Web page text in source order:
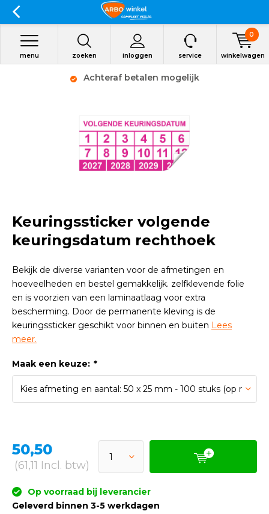
zoeken inloggen
menu service winkelwagen
0
Achteraf betalen mogelijk
Keuringssticker volgende
keuringsdatum rechthoek
Bekijk de diverse varianten voor de afmetingen en
hoeveelheden en bestel gemakkelijk. zelfklevende folie
en is voorzien van een laminaatlaag voor extra
bescherming. Door de permanente kleving is de
keuringssticker geschikt voor binnen en buiten Lees
meer.
Maak een keuze: *
50,50
(61,11 Incl. btw)
Op voorraad bij leverancier
Geleverd binnen 3-5 werkdagen